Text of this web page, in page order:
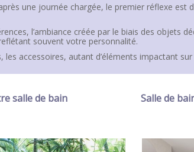
une journée chargée, le premier réflexe est
l’ambiance créée par le biais des objets
souvent votre personnalité.
les accessoires, autant d’éléments impactant
salle de bain Salle de